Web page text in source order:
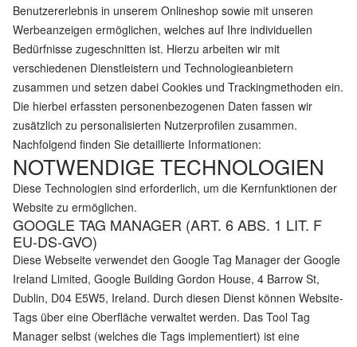
Benutzererlebnis in unserem Onlineshop sowie mit unseren
Werbeanzeigen ermöglichen, welches auf Ihre individuellen
Bedürfnisse zugeschnitten ist. Hierzu arbeiten wir mit
verschiedenen Dienstleistern und Technologieanbietern
zusammen und setzen dabei Cookies und Trackingmethoden ein.
Die hierbei erfassten personenbezogenen Daten fassen wir
zusätzlich zu personalisierten Nutzerprofilen zusammen.
Nachfolgend finden Sie detaillierte Informationen:
NOTWENDIGE TECHNOLOGIEN
Diese Technologien sind erforderlich, um die Kernfunktionen der
Website zu ermöglichen.
GOOGLE TAG MANAGER (ART. 6 ABS. 1 LIT. F
EU-DS-GVO)
Diese Webseite verwendet den Google Tag Manager der Google
Ireland Limited, Google Building Gordon House, 4 Barrow St,
Dublin, D04 E5W5, Ireland. Durch diesen Dienst können Website-
Tags über eine Oberfläche verwaltet werden. Das Tool Tag
Manager selbst (welches die Tags implementiert) ist eine